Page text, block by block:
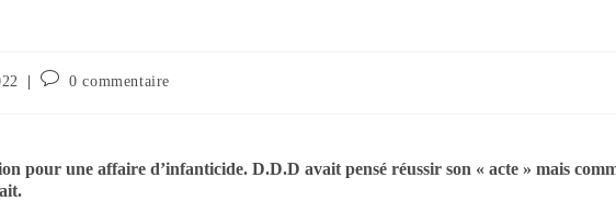
0 commentaire
pour une affaire d’infanticide. D.D.D avait pensé réussir son « acte » mais